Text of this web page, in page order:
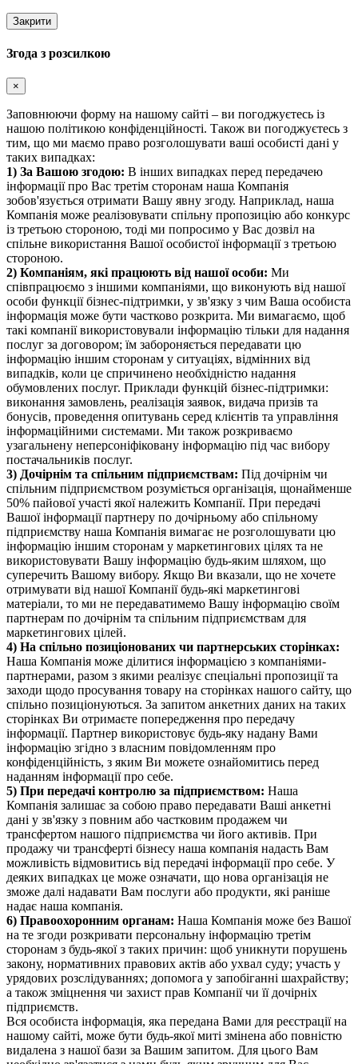
Закрити
Згода з розсилкою
×
Заповнюючи форму на нашому сайті – ви погоджуєтесь із
нашою політикою конфіденційності. Також ви погоджуєтесь з
тим, що ми маємо право розголошувати ваші особисті дані у
таких випадках:
1) За Вашою згодою: В інших випадках перед передачею
інформації про Вас третім сторонам наша Компанія
зобов'язується отримати Вашу явну згоду. Наприклад, наша
Компанія може реалізовувати спільну пропозицію або конкурс
із третьою стороною, тоді ми попросимо у Вас дозвіл на
спільне використання Вашої особистої інформації з третьою
стороною.
2) Компаніям, які працюють від нашої особи: Ми
співпрацюємо з іншими компаніями, що виконують від нашої
особи функції бізнес-підтримки, у зв'язку з чим Ваша особиста
інформація може бути частково розкрита. Ми вимагаємо, щоб
такі компанії використовували інформацію тільки для надання
послуг за договором; їм забороняється передавати цю
інформацію іншим сторонам у ситуаціях, відмінних від
випадків, коли це спричинено необхідністю надання
обумовлених послуг. Приклади функцій бізнес-підтримки:
виконання замовлень, реалізація заявок, видача призів та
бонусів, проведення опитувань серед клієнтів та управління
інформаційними системами. Ми також розкриваємо
узагальнену неперсоніфіковану інформацію під час вибору
постачальників послуг.
3) Дочірнім та спільним підприємствам: Під дочірнім чи
спільним підприємством розуміється організація, щонайменше
50% пайової участі якої належить Компанії. При передачі
Вашої інформації партнеру по дочірньому або спільному
підприємству наша Компанія вимагає не розголошувати цю
інформацію іншим сторонам у маркетингових цілях та не
використовувати Вашу інформацію будь-яким шляхом, що
суперечить Вашому вибору. Якщо Ви вказали, що не хочете
отримувати від нашої Компанії будь-які маркетингові
матеріали, то ми не передаватимемо Вашу інформацію своїм
партнерам по дочірнім та спільним підприємствам для
маркетингових цілей.
4) На спільно позиціонованих чи партнерських сторінках:
Наша Компанія може ділитися інформацією з компаніями-
партнерами, разом з якими реалізує спеціальні пропозиції та
заходи щодо просування товару на сторінках нашого сайту, що
спільно позиціонуються. За запитом анкетних даних на таких
сторінках Ви отримаєте попередження про передачу
інформації. Партнер використовує будь-яку надану Вами
інформацію згідно з власним повідомленням про
конфіденційність, з яким Ви можете ознайомитись перед
наданням інформації про себе.
5) При передачі контролю за підприємством: Наша
Компанія залишає за собою право передавати Ваші анкетні
дані у зв'язку з повним або частковим продажем чи
трансфертом нашого підприємства чи його активів. При
продажу чи трансферті бізнесу наша компанія надасть Вам
можливість відмовитись від передачі інформації про себе. У
деяких випадках це може означати, що нова організація не
зможе далі надавати Вам послуги або продукти, які раніше
надає наша компанія.
6) Правоохоронним органам: Наша Компанія може без Вашої
на те згоди розкривати персональну інформацію третім
сторонам з будь-якої з таких причин: щоб уникнути порушень
закону, нормативних правових актів або ухвал суду; участь у
урядових розслідуваннях; допомога у запобіганні шахрайству;
а також зміцнення чи захист прав Компанії чи її дочірніх
підприємств.
Вся особиста інформація, яка передана Вами для реєстрації на
нашому сайті, може бути будь-якої миті змінена або повністю
видалена з нашої бази за Вашим запитом. Для цього Вам